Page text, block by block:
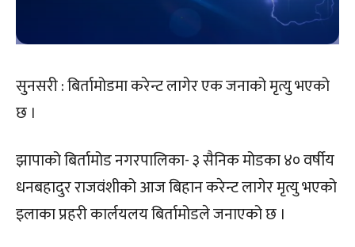
सुनसरी : बिर्तामोडमा करेन्ट लागेर एक जनाको मृत्यु भएको
छ ।
झापाको बिर्तामोड नगरपालिका- ३ सैनिक मोडका ४० वर्षीय
धनबहादुर राजवंशीको आज बिहान करेन्ट लागेर मृत्यु भएको
इलाका प्रहरी कार्लयलय बिर्तामोडले जनाएको छ ।